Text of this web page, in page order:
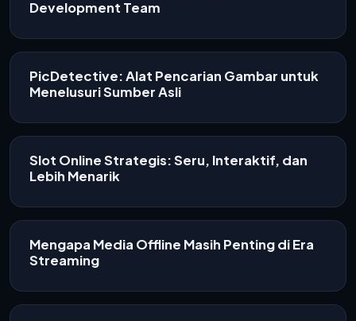
Development Team
PicDetective: Alat Pencarian Gambar untuk
Menelusuri Sumber Asli
Slot Online Strategis: Seru, Interaktif, dan
Lebih Menarik
Mengapa Media Offline Masih Penting di Era
Streaming